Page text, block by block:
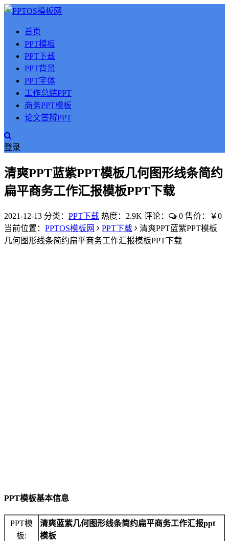
首页
PPT模板
PPT下载
PPT背景
PPT字体
工作总结PPT
商务PPT模板
论文答辩PPT
登录
清爽PPT蓝紫PPT模板几何图形线条简约
扁平商务工作汇报模板PPT下载
2021-12-13 分类： PPT下载 热度：2.9K 评论： 0 售价：￥0
当前位置： PPTOS模板网 PPT下载
清爽PPT蓝紫PPT模板
几何图形线条简约扁平商务工作汇报模板PPT下载
PPT模板基本信息
PPT模
板:
清爽蓝紫几何图形线条简约扁平商务工作汇报ppt
模板